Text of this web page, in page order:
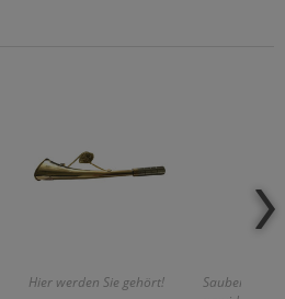
Hier werden Sie gehört!
Sauberkeit